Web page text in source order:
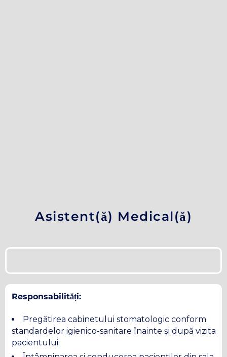
Asistent(ă) Medical(ă)
Responsabilități:
Pregătirea cabinetului stomatologic conform
standardelor igienico-sanitare înainte și după vizita
pacientului;